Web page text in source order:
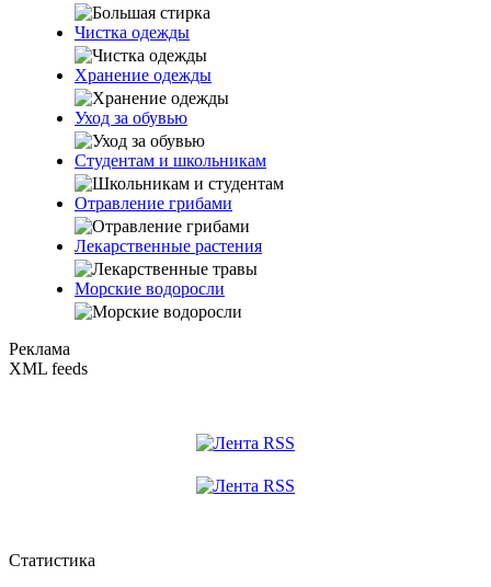
Чистка одежды
Хранение одежды
Уход за обувью
Студентам и школьникам
Отравление грибами
Лекарственные растения
Морские водоросли
Реклама
XML feeds
Статистика